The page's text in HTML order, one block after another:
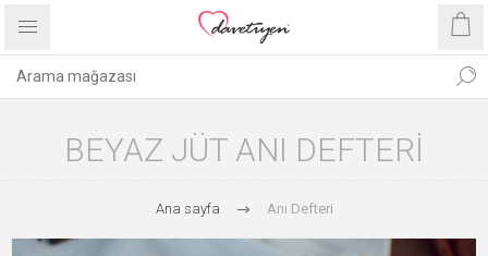
BEYAZ JÜT ANI DEFTERI
Ana sayfa Anı Defteri